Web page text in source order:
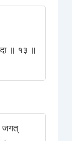
॥ १३ ॥
जगत्‌